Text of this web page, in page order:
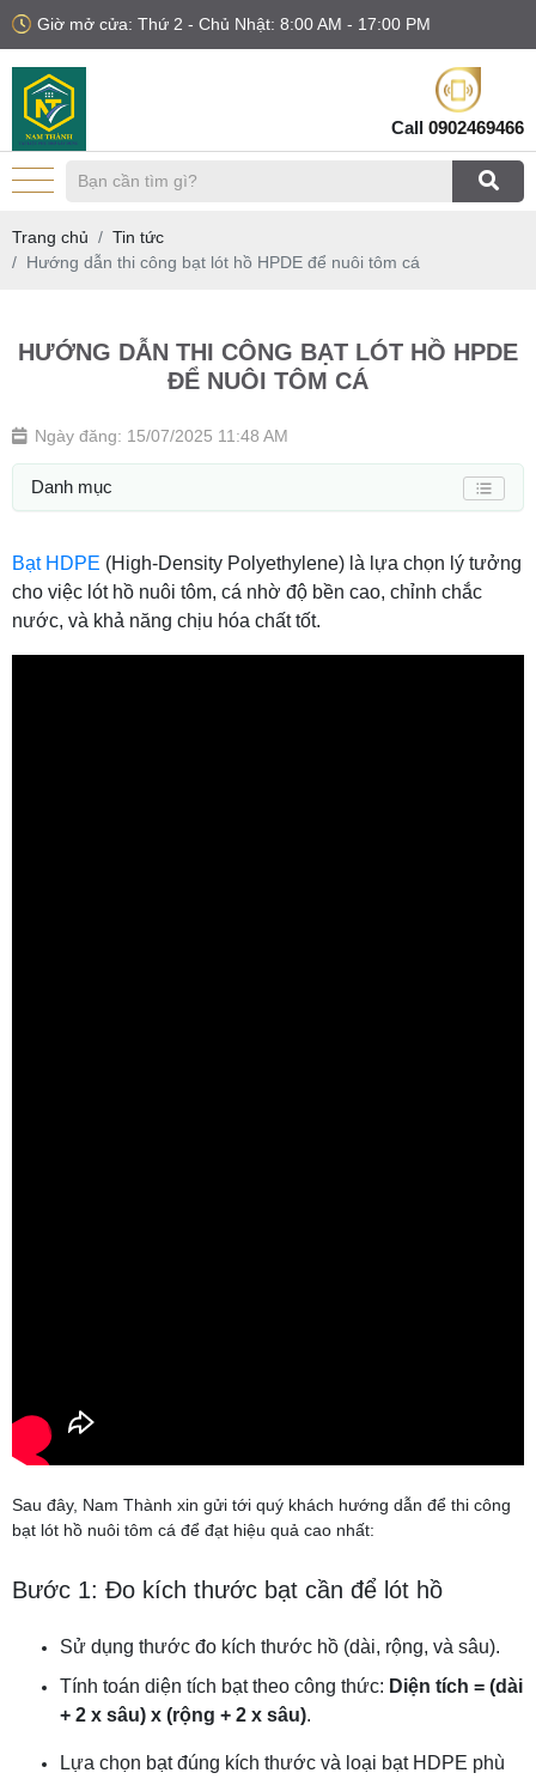
Giờ mở cửa: Thứ 2 - Chủ Nhật: 8:00 AM - 17:00 PM
Call 0902469466
Trang chủ
Tin tức
Hướng dẫn thi công bạt lót hồ HPDE để nuôi tôm cá
HƯỚNG DẪN THI CÔNG BẠT LÓT HỒ HPDE
ĐỂ NUÔI TÔM CÁ
Ngày đăng: 15/07/2025 11:48 AM
Danh mục
Bạt HDPE (High-Density Pol yethylene) là lựa chọn lý tưởng
cho việc lót hồ nuôi tôm, cá nhờ độ bền cao, chỉnh chắc
nước, và khả năng chịu hóa chất tốt.
Sau đây, Nam Thành xin gửi tới quý khách hướng dẫn để thi công
bạt lót hồ nuôi tôm cá để đạt hiệu quả cao nhất:
Bước 1: Đo kích thước bạt cần để lót hồ
Sử dụng thước đo kích thước hồ (dài, rộng, và sâu).
Tính toán diện tích bạt theo công thức: Diện tích = (dài
+ 2 x sâu) x (rộng + 2 x sâu).
Lựa chọn bạt đúng kích thước và loại bạt HDPE phù